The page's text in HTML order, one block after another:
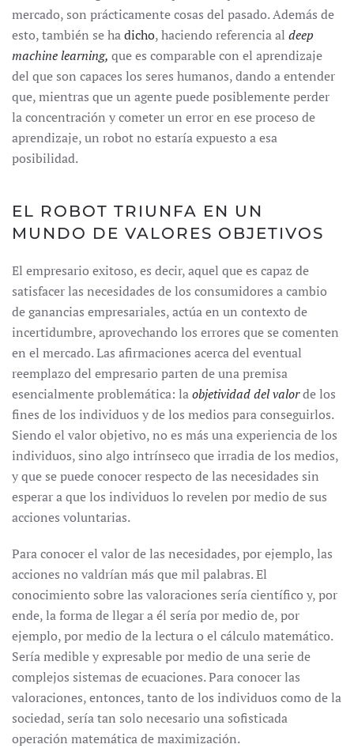
mercado, son prácticamente cosas del pasado. Además de
esto, también se hadicho, haciendo referencia al deep
machine learning, que es comparable con el aprendizaje
del que son capaces los seres humanos, dando a entender
que, mientras que un agente puede posiblemente perder
la concentración y cometer un error en ese proceso de
aprendizaje, un robot no estaría expuesto a esa
posibilidad.
EL ROBOT TRIUNFA EN UN
MUNDO DE VALORES OBJETIVOS
El empresario exitoso, es decir, aquel que es capaz de
satisfacer las necesidades de los consumidores a cambio
de ganancias empresariales, actúa en un contexto de
incertidumbre, aprovechando los errores que se comenten
en el mercado. Las afirmaciones acerca del eventual
reemplazo del empresario parten de una premisa
esencialmente problemática: laobjetividad del valorde los
fines de los individuos y de los medios para conseguirlos.
Siendo el valor objetivo, no es más una experiencia de los
individuos, sino algo intrínseco que irradia de los medios,
y que se puede conocer respecto de las necesidades sin
esperar a que los individuos lo revelen por medio de sus
acciones voluntarias.
Para conocer el valor de las necesidades, por ejemplo, las
acciones no valdrían más que mil palabras. El
conocimiento sobre las valoraciones sería científico y, por
ende, la forma de llegar a él sería por medio de, por
ejemplo, por medio de la lectura o el cálculo matemático.
Sería medible y expresable por medio de una serie de
complejos sistemas de ecuaciones. Para conocer las
valoraciones, entonces, tanto de los individuos como de la
sociedad, sería tan solo necesario una sofisticada
operación matemática de maximización.